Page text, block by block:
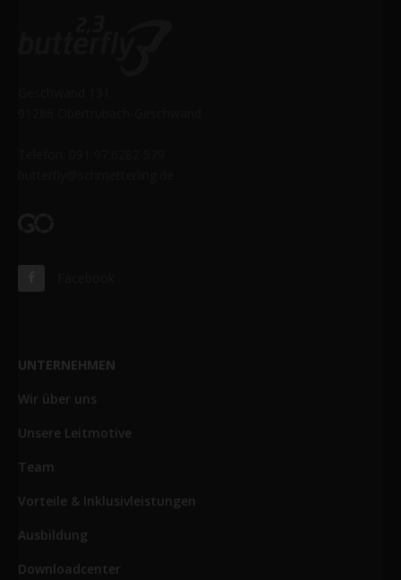
UNTERNEHMEN
Wir über uns
Unsere Leitmotive
Team
Vorteile & Inklusivleistungen
Ausbildung
Downloadcenter